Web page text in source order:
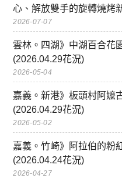
心、解放雙手的旋轉燒烤
2026-07-07
雲林。四湖》中湖百合花
(2026.04.29花況)
2026-05-04
嘉義。新港》板頭村阿嬤
(2026.04.29花況)
2026-05-02
嘉義。竹崎》阿拉伯的粉
(2026.04.24花況)
2026-04-27